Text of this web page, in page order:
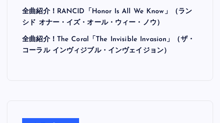
全曲紹介！RANCID「Honor Is All We Know」（ラン
シド オナー・イズ・オール・ウィー・ノウ）
全曲紹介！The Coral「The Invisible Invasion」（ザ・
コーラル インヴィジブル・インヴェイジョン）